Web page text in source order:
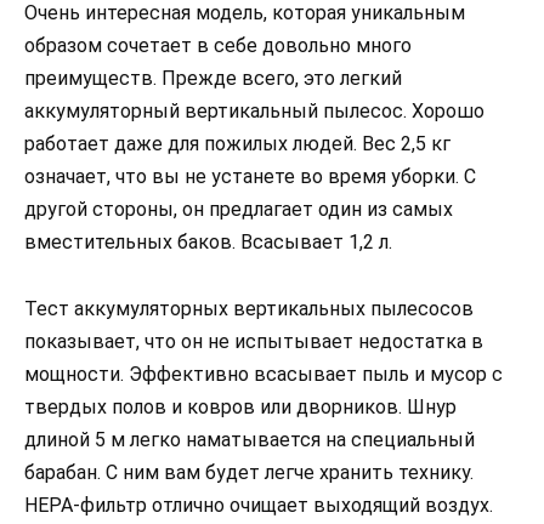
Очень интересная модель, которая уникальным
образом сочетает в себе довольно много
преимуществ. Прежде всего, это легкий
аккумуляторный вертикальный пылесос. Хорошо
работает даже для пожилых людей. Вес 2,5 кг
означает, что вы не устанете во время уборки. С
другой стороны, он предлагает один из самых
вместительных баков. Всасывает 1,2 л.
Тест аккумуляторных вертикальных пылесосов
показывает, что он не испытывает недостатка в
мощности. Эффективно всасывает пыль и мусор с
твердых полов и ковров или дворников. Шнур
длиной 5 м легко наматывается на специальный
барабан. С ним вам будет легче хранить технику.
HEPA-фильтр отлично очищает выходящий воздух.